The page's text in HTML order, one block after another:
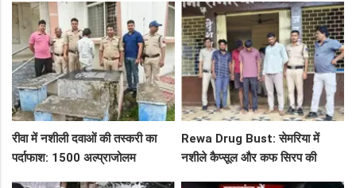
पर निकली भर्ती!
एक्शन लेटर
रीवा में नशीली दवाओं की तस्करी का
पर्दाफाश: 1500 अल्प्राजोलम
Rewa Drug Bust: सेमरिया में
नशीले कैप्सूल और कफ सिरप की